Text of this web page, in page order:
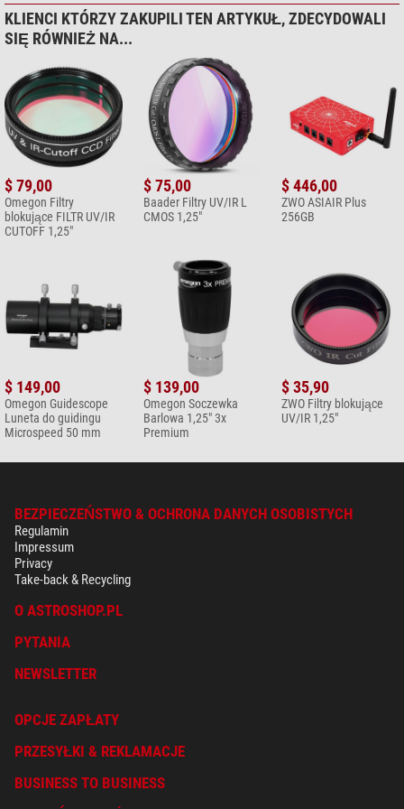
Mgławice & Galaktyki
nie
KLIENCI KTÓRZY ZAKUPILI TEN ARTYKUŁ, ZDECYDOWALI
SIĘ RÓWNIEŻ NA...
$ 79,00
Omegon Filtry
blokujące FILTR UV/IR
CUTOFF 1,25"
$ 75,00
Baader Filtry UV/IR L
CMOS 1,25"
$ 446,00
ZWO ASIAIR Plus
256GB
$ 149,00
Omegon Guidescope
Luneta do guidingu
Microspeed 50 mm
$ 139,00
Omegon Soczewka
Barlowa 1,25" 3x
Premium
$ 35,90
ZWO Filtry blokujące
UV/IR 1,25"
BEZPIECZEŃSTWO & OCHRONA DANYCH OSOBISTYCH
Regulamin
Impressum
Privacy
Take-back & Recycling
O ASTROSHOP.PL
PYTANIA
NEWSLETTER
OPCJE ZAPŁATY
PRZESYŁKI & REKLAMACJE
BUSINESS TO BUSINESS